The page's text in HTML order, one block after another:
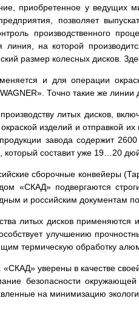
приобретенное у ведущих
позволяет
производственного
линия, на которой
размер колесных дисков.
и для операции
Точно такие же линии
литых дисков,
изделий и отправкой
завода содержит
который составит уже 19…20
сборочные конвейеры
«СКАД» подвергаются
и российским документам по
литых дисков
улучшению
термическую обработку
«СКАД» уверены в качестве
безопасности
на минимизацию